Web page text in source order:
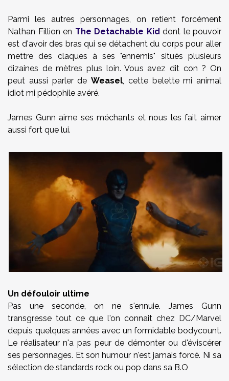
Parmi les autres personnages, on retient forcément
Nathan Fillion en The Detachable Kid dont le pouvoir
est d'avoir des bras qui se détachent du corps pour aller
mettre des claques à ses "ennemis" situés plusieurs
dizaines de mètres plus loin. Vous avez dit con ? On
peut aussi parler de Weasel , cette belette mi animal
idiot mi pédophile avéré.
James Gunn aime ses méchants et nous les fait aimer
aussi fort que lui.
Un défouloir ultime
Pas une seconde, on ne s'ennuie. James Gunn
transgresse tout ce que l'on connait chez DC/Marvel
depuis quelques années avec un formidable bodycount.
Le réalisateur n'a pas peur de démonter ou d'éviscérer
ses personnages. Et son humour n'est jamais forcé. Ni sa
sélection de standards rock ou pop dans sa B.O